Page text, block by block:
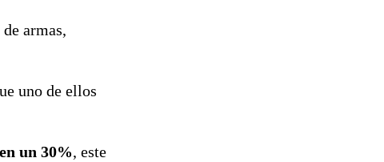
armas,
uno de ellos
un 30%, este